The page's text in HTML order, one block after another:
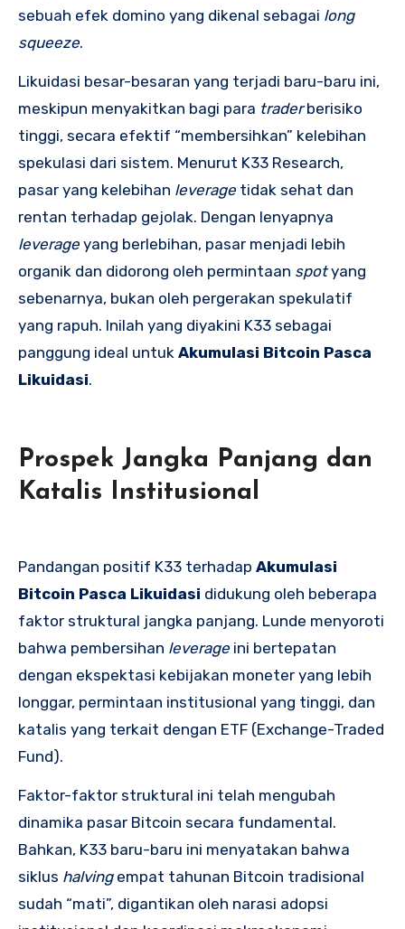
sebuah efek domino yang dikenal sebagai long
squeeze.
Likuidasi besar-besaran yang terjadi baru-baru ini,
meskipun menyakitkan bagi para traderberisiko
tinggi, secara efektif “membersihkan” kelebihan
spekulasi dari sistem. Menurut K33 Research,
pasar yang kelebihan leverage tidak sehat dan
rentan terhadap gejolak. Dengan lenyapnya
leverage yang berlebihan, pasar menjadi lebih
organik dan didorong oleh permintaan spotyang
sebenarnya, bukan oleh pergerakan spekulatif
yang rapuh. Inilah yang diyakini K33 sebagai
panggung ideal untuk Akumulasi Bitcoin Pasca
Likuidasi.
Prospek Jangka Panjang dan
Katalis Institusional
Pandangan positif K33 terhadap Akumulasi
Bitcoin Pasca Likuidasi didukung oleh beberapa
faktor struktural jangka panjang. Lunde menyoroti
bahwa pembersihan leverage ini bertepatan
dengan ekspektasi kebijakan moneter yang lebih
longgar, permintaan institusional yang tinggi, dan
katalis yang terkait dengan ETF (Exchange-Traded
Fund).
Faktor-faktor struktural ini telah mengubah
dinamika pasar Bitcoin secara fundamental.
Bahkan, K33 baru-baru ini menyatakan bahwa
siklus halvingempat tahunan Bitcoin tradisional
sudah “mati”, digantikan oleh narasi adopsi